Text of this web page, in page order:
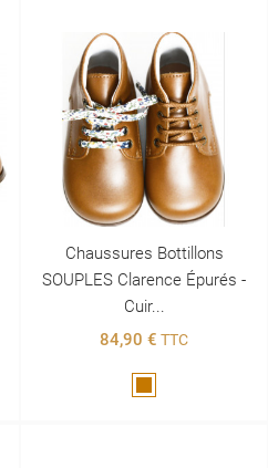
Chaussures Bottillons
SOUPLES Clarence Épurés -
Cuir...
84,90 € TTC